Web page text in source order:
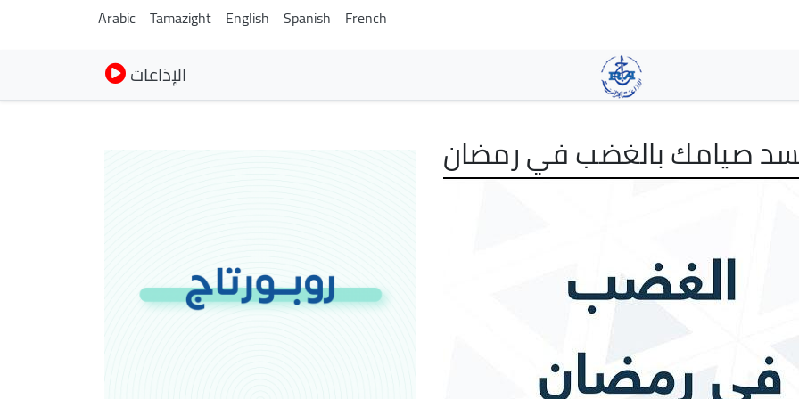
main
content
Arabic Tamazight English Spanish French
الإذاعات
صيامك بالغضب في رمضان